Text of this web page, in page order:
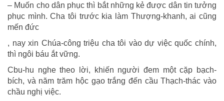
– Muốn cho dân phục thì bắt những kẻ được dân tin tưởng
phục mình. Cha tôi trước kia làm Thượng-khanh, ai cũng
mến đức
, nay xin Chúa-công triệu cha tôi vào dự việc quốc chính,
thì ngôi báu ắt vững.
Cbu-hu nghe theo lời, khiến người đem một cặp bạch-
bích, và năm trăm hộc gạo trắng đến cầu Thạch-thác vào
chầu nghị việc.